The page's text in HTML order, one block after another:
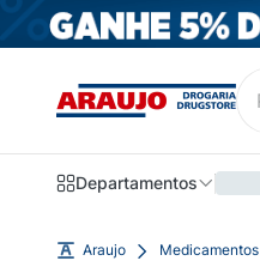
Departamentos
Araujo Medicamentos